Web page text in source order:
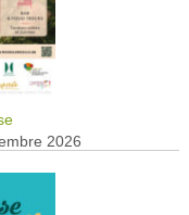
2026